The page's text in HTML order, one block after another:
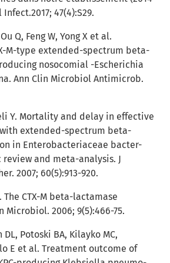
47(4):S29.
Q, Feng W, Yong X et al.
M-type extended-spectrum beta-
nosocomial -Escherichia
Ann Clin Microbiol Antimicrob.
Y. Mortality and delay in effective
extended-spectrum beta-
in Enterobacteriaceae bacter-
and meta-analysis. J
2007; 60(5):913-920.
The CTX-M beta-lactamase
Microbiol. 2006; 9(5):466-75.
DL, Potoski BA, Kilayko MC,
E et al. Treatment outcome of